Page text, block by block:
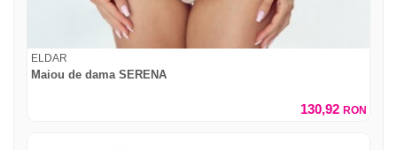
ELDAR
Maiou de dama SERENA
130,92 RON